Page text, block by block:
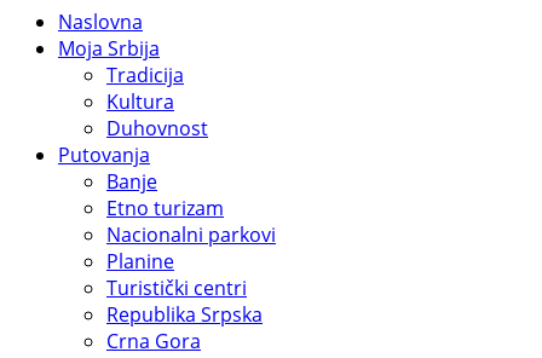
Naslovna
Moja Srbija
Tradicija
Kultura
Duhovnost
Putovanja
Banje
Etno turizam
Nacionalni parkovi
Planine
Turistički centri
Republika Srpska
Crna Gora